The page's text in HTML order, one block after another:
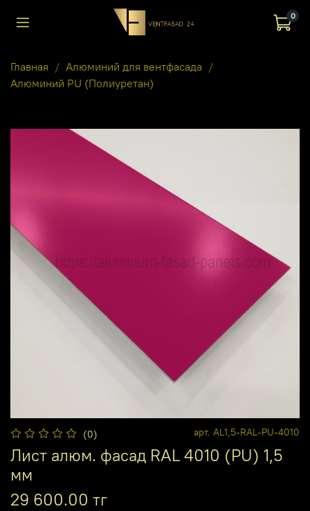
0
Главная
Алюминий для вентфасада
Алюминий PU (Полиуретан)
(0) арт. AL1,5-RAL-PU-4010
Лист алюм. фасад RAL 4010 (PU) 1,5
мм
29 600.00 тг